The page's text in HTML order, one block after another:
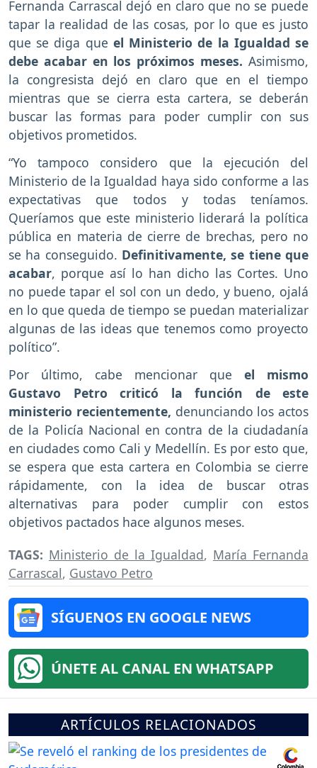
Fernanda Carrascal dejó en claro que no se puede
tapar la realidad de las cosas, por lo que es justo
que se diga que el Ministerio de la Igualdad se
debe acabar en los próximos meses. Asimismo,
la congresista dejó en claro que en el tiempo
mientras que se cierra esta cartera, se deberán
buscar las formas para poder cumplir con sus
objetivos prometidos.
“Yo tampoco considero que la ejecución del
Ministerio de la Igualdad haya sido conforme a las
expectativas que todos y todas teníamos.
Queríamos que este ministerio liderará la política
pública en materia de cierre de brechas, pero no
se ha conseguido. Definitivamente, se tiene que
acabar, porque así lo han dicho las Cortes. Uno
no puede tapar el sol con un dedo, y bueno, ojalá
en lo que queda de tiempo se puedan materializar
algunas de las ideas que tenemos como proyecto
político”.
Por último, cabe mencionar que el mismo
Gustavo Petro criticó la función de este
ministerio recientemente, denunciando los actos
de la Policía Nacional en contra de la ciudadanía
en ciudades como Cali y Medellín. Es por esto que,
se espera que esta cartera en Colombia se cierre
rápidamente, con la idea de buscar otras
alternativas para poder cumplir con estos
objetivos pactados hace algunos meses.
TAGS: Ministerio de la Igualdad, María Fernanda
Carrascal, Gustavo Petro
SÍGUENOS EN GOOGLE NEWS
ÚNETE AL CANAL EN WHATSAPP
ARTÍCULOS RELACIONADOS